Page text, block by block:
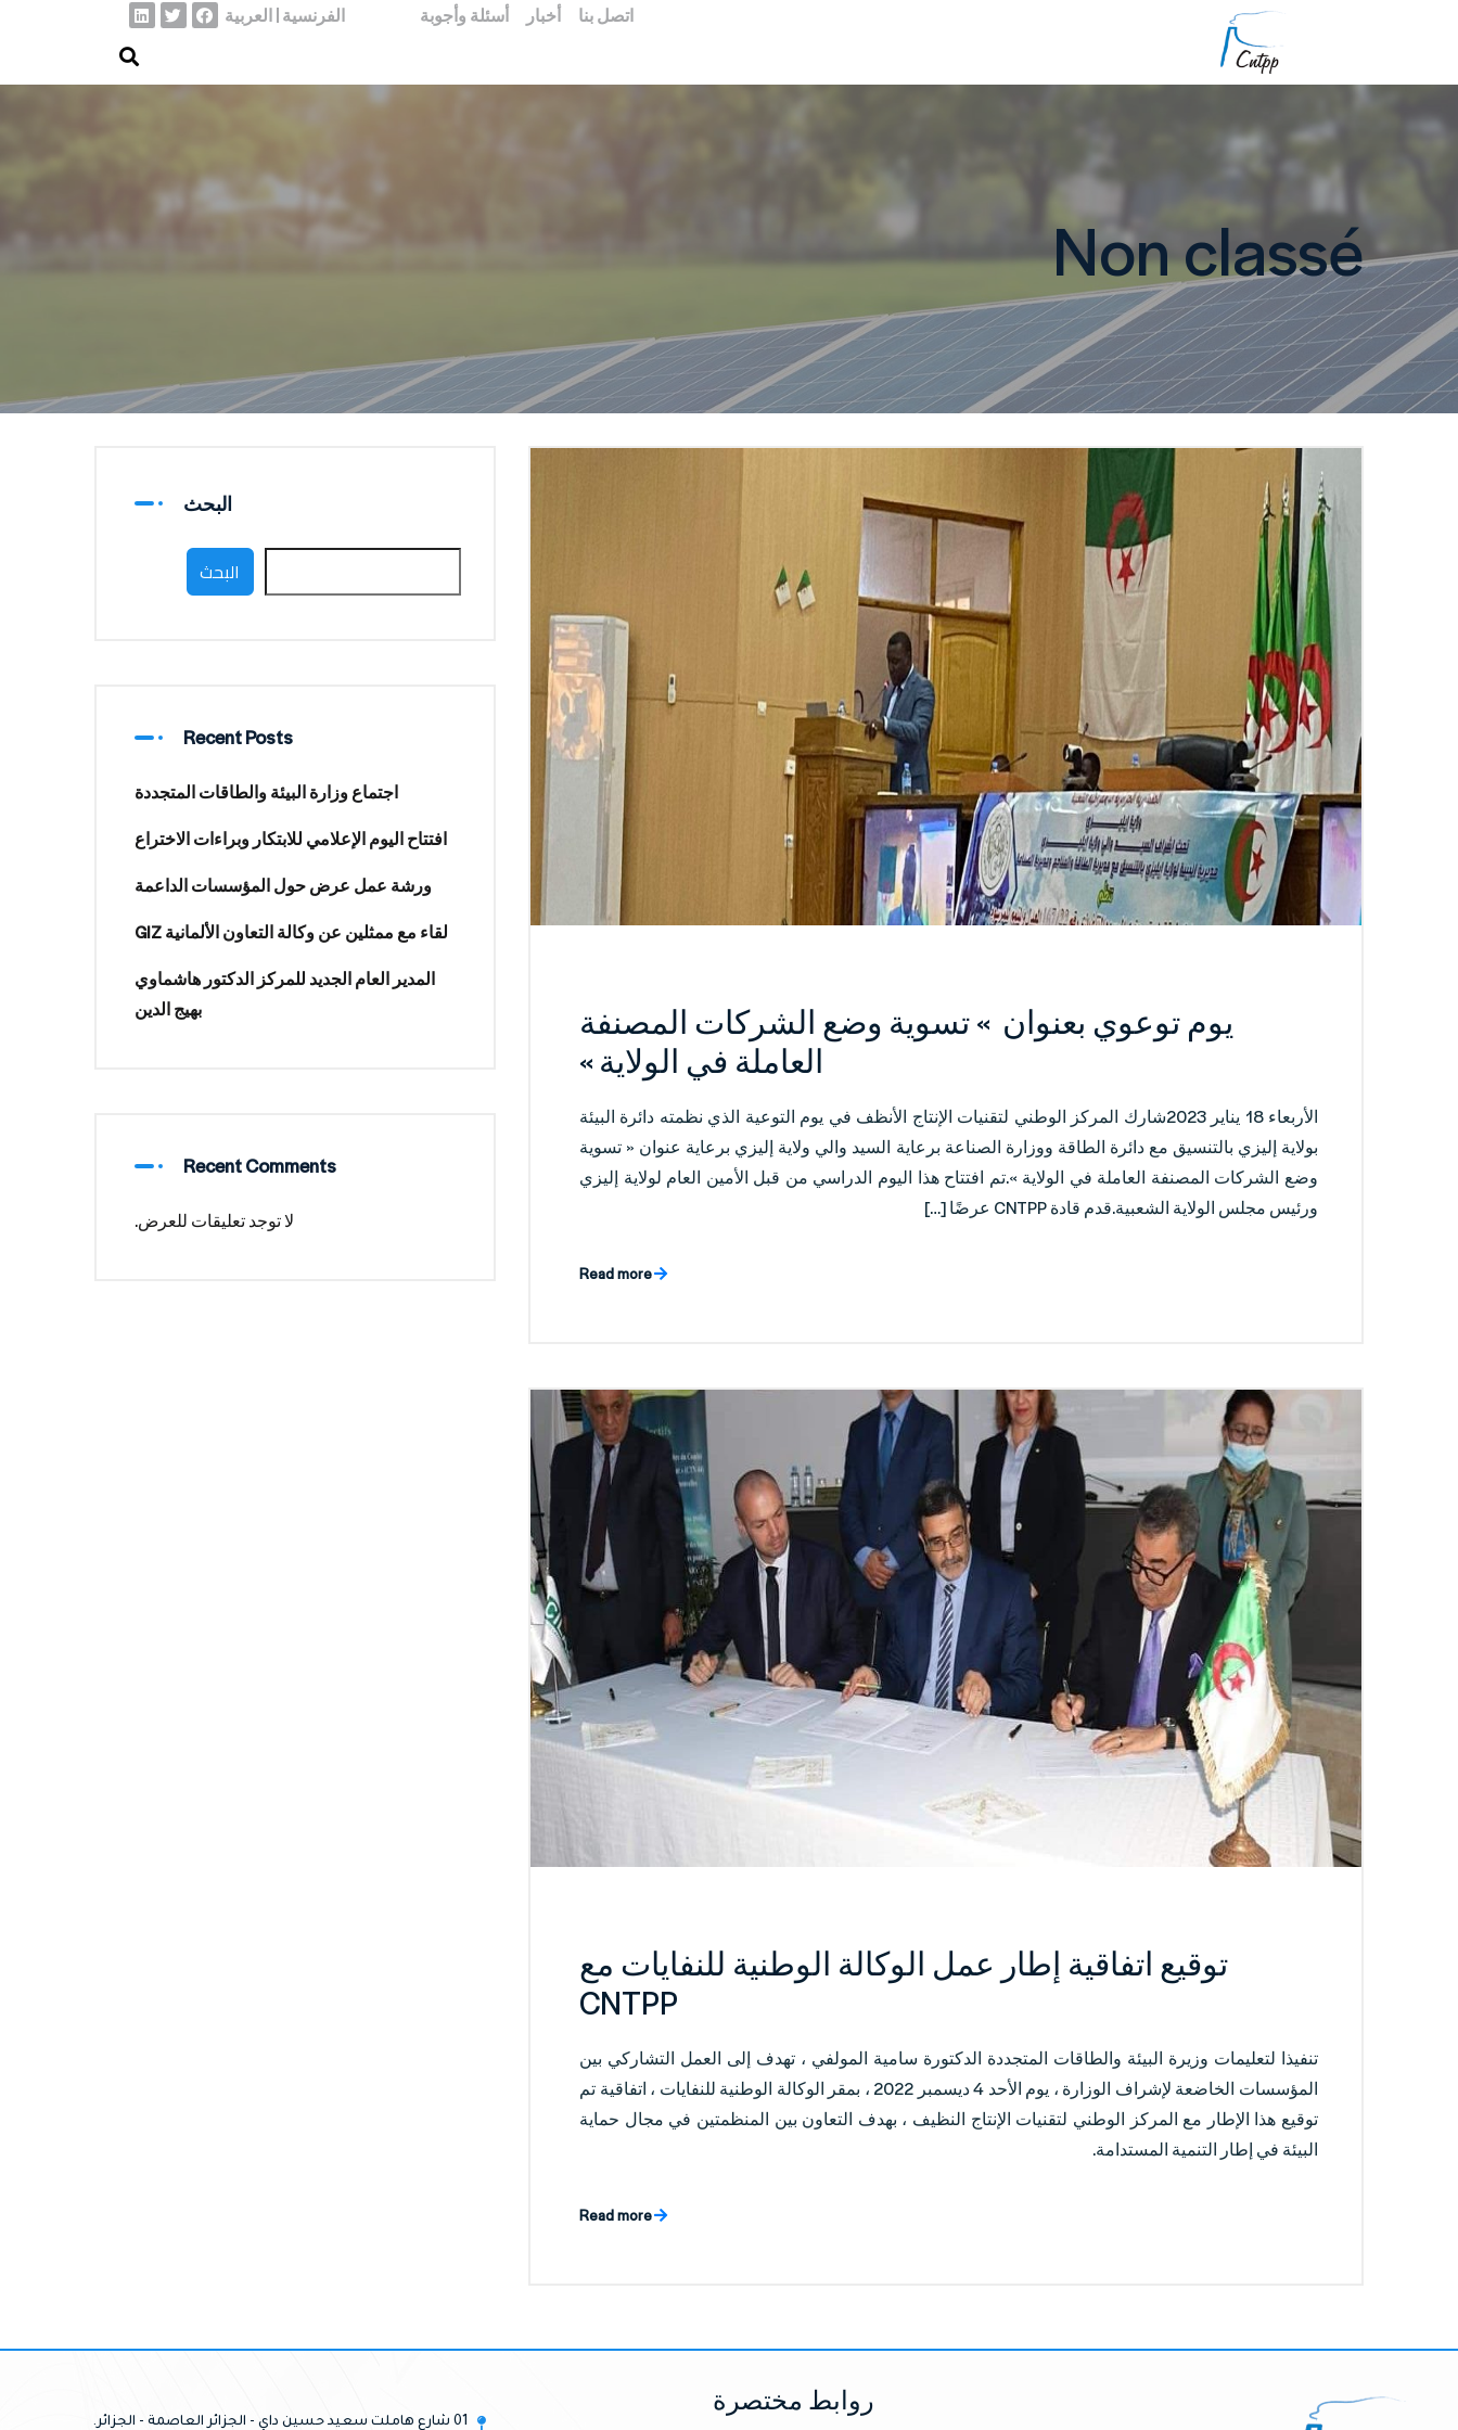
اتصل بنا أخبار أسئلة وأجوبة الفرنسية العربية
Non classé
يوم توعوي بعنوان » تسوية وضع الشركات المصنفة
العاملة في الولاية »
الأربعاء 18 يناير 2023شارك المركز الوطني لتقنيات الإنتاج الأنظف في يوم التوعية الذي نظمته دائرة البيئة
بولاية إليزي بالتنسيق مع دائرة الطاقة ووزارة الصناعة برعاية السيد والي ولاية إليزي برعاية عنوان « تسوية
وضع الشركات المصنفة العاملة في الولاية ».تم افتتاح هذا اليوم الدراسي من قبل الأمين العام لولاية إليزي
ورئيس مجلس الولاية الشعبية.قدم قادة CNTPP عرضًا […]
Read more
توقيع اتفاقية إطار عمل الوكالة الوطنية للنفايات مع
CNTPP
تنفيذا لتعليمات وزيرة البيئة والطاقات المتجددة الدكتورة سامية المولفي ، تهدف إلى العمل التشاركي بين
المؤسسات الخاضعة لإشراف الوزارة ، يوم الأحد 4 ديسمبر 2022 ، بمقر الوكالة الوطنية للنفايات ، اتفاقية تم
توقيع هذا الإطار مع المركز الوطني لتقنيات الإنتاج النظيف ، بهدف التعاون بين المنظمتين في مجال حماية
البيئة في إطار التنمية المستدامة.
Read more
البحث
البحث
Recent Posts
اجتماع وزارة البيئة والطاقات المتجددة
افتتاح اليوم الإعلامي للابتكار وبراءات الاختراع
ورشة عمل عرض حول المؤسسات الداعمة
لقاء مع ممثلين عن وكالة التعاون الألمانية GIZ
المدير العام الجديد للمركز الدكتور هاشماوي
بهيج الدين
Recent Comments
لا توجد تعليقات للعرض.
روابط مختصرة
01 شارع هاملت سعيد حسين داي - الجزائر العاصمة - الجزائر.